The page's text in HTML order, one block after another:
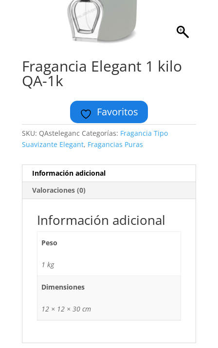
Fragancia Elegant 1 kilo
QA-1k
Favoritos
SKU: QAsteleganc Categorías: Fragancia Tipo
Suavizante Elegant, Fragancias Puras
Información adicional
Valoraciones (0)
Información adicional
Peso
1 kg
Dimensiones
12 × 12 × 30 cm